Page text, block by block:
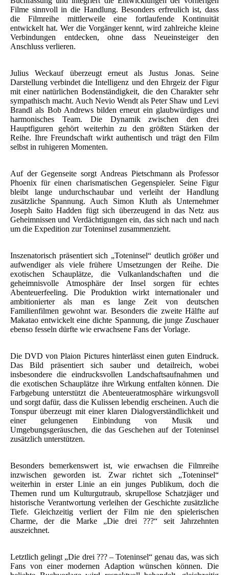
Filme sinnvoll in die Handlung. Besonders erfreulich ist, dass
die Filmreihe mittlerweile eine fortlaufende Kontinuität
entwickelt hat. Wer die Vorgänger kennt, wird zahlreiche kleine
Verbindungen entdecken, ohne dass Neueinsteiger den
Anschluss verlieren.
Julius Weckauf überzeugt erneut als Justus Jonas. Seine
Darstellung verbindet die Intelligenz und den Ehrgeiz der Figur
mit einer natürlichen Bodenständigkeit, die den Charakter sehr
sympathisch macht. Auch Nevio Wendt als Peter Shaw und Levi
Brandl als Bob Andrews bilden erneut ein glaubwürdiges und
harmonisches Team. Die Dynamik zwischen den drei
Hauptfiguren gehört weiterhin zu den größten Stärken der
Reihe. Ihre Freundschaft wirkt authentisch und trägt den Film
selbst in ruhigeren Momenten.
Auf der Gegenseite sorgt Andreas Pietschmann als Professor
Phoenix für einen charismatischen Gegenspieler. Seine Figur
bleibt lange undurchschaubar und verleiht der Handlung
zusätzliche Spannung. Auch Simon Kluth als Unternehmer
Joseph Saito Hadden fügt sich überzeugend in das Netz aus
Geheimnissen und Verdächtigungen ein, das sich nach und nach
um die Expedition zur Toteninsel zusammenzieht.
Inszenatorisch präsentiert sich „Toteninsel“ deutlich größer und
aufwendiger als viele frühere Umsetzungen der Reihe. Die
exotischen Schauplätze, die Vulkanlandschaften und die
geheimnisvolle Atmosphäre der Insel sorgen für echtes
Abenteuerfeeling. Die Produktion wirkt internationaler und
ambitionierter als man es lange Zeit von deutschen
Familienfilmen gewohnt war. Besonders die zweite Hälfte auf
Makatao entwickelt eine dichte Spannung, die junge Zuschauer
ebenso fesseln dürfte wie erwachsene Fans der Vorlage.
Die DVD von Plaion Pictures hinterlässt einen guten Eindruck.
Das Bild präsentiert sich sauber und detailreich, wobei
insbesondere die eindrucksvollen Landschaftsaufnahmen und
die exotischen Schauplätze ihre Wirkung entfalten können. Die
Farbgebung unterstützt die Abenteueratmosphäre wirkungsvoll
und sorgt dafür, dass die Kulissen lebendig erscheinen. Auch die
Tonspur überzeugt mit einer klaren Dialogverständlichkeit und
einer gelungenen Einbindung von Musik und
Umgebungsgeräuschen, die das Geschehen auf der Toteninsel
zusätzlich unterstützen.
Besonders bemerkenswert ist, wie erwachsen die Filmreihe
inzwischen geworden ist. Zwar richtet sich „Toteninsel“
weiterhin in erster Linie an ein junges Publikum, doch die
Themen rund um Kulturgutraub, skrupellose Schatzjäger und
historische Verantwortung verleihen der Geschichte zusätzliche
Tiefe. Gleichzeitig verliert der Film nie den spielerischen
Charme, der die Marke „Die drei ???“ seit Jahrzehnten
auszeichnet.
Letztlich gelingt „Die drei ??? – Toteninsel“ genau das, was sich
Fans von einer modernen Adaption wünschen können. Die